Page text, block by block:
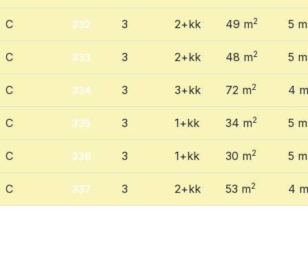
C 332 3 2+kk 49 m2 5 m
C 333 3 2+kk 48 m2 5 m
C 334 3 3+kk 72 m2 4 m
C 335 3 1+kk 34 m2 5 m
C 336 3 1+kk 30 m2 5 m
C 337 3 2+kk 53 m2 4 m